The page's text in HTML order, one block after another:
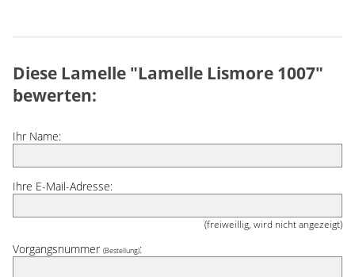
Diese Lamelle "Lamelle Lismore 1007"
bewerten:
Ihr Name:
Ihre E-Mail-Adresse:
(freiweillig, wird nicht angezeigt)
Vorgangsnummer (Bestellung):